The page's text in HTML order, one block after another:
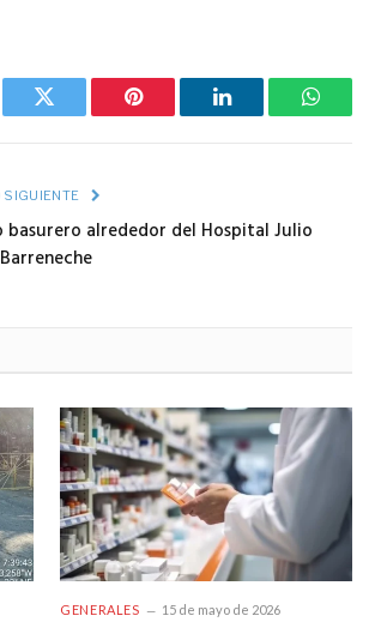
Twitter Pinterest LinkedIn
SIGUIENTE
basurero alrededor del Hospital Julio
GENERALES 15 de mayo de 2026